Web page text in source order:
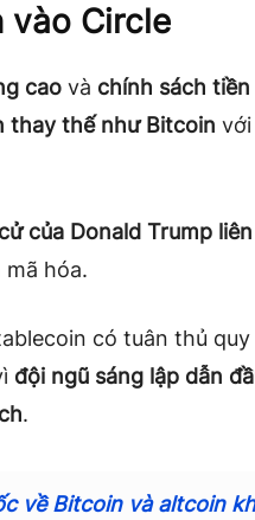
vào Circle
cao và chính sách
thay thế như Bitcoin
của Donald Trump
hóa.
có tuân thủ
đội ngũ sáng lập dẫn
.
về Bitcoin và altcoin